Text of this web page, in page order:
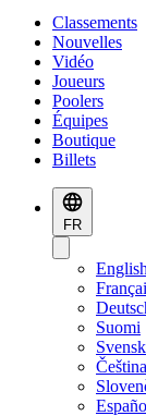
Classements
Nouvelles
Vidéo
Joueurs
Poolers
Équipes
Boutique
Billets
FR
English
Suomi
Čeština